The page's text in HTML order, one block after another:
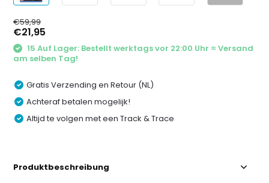
€59,99
€21,95
15 Auf Lager: Bestellt werktags vor 22:00 Uhr = Versand
am selben Tag!
Gratis Verzending en Retour (NL)
Achteraf betalen mogelijk!
Altijd te volgen met een Track & Trace
Produktbeschreibung